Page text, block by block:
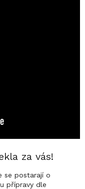
za vás!
se postarají o
přípravy dle